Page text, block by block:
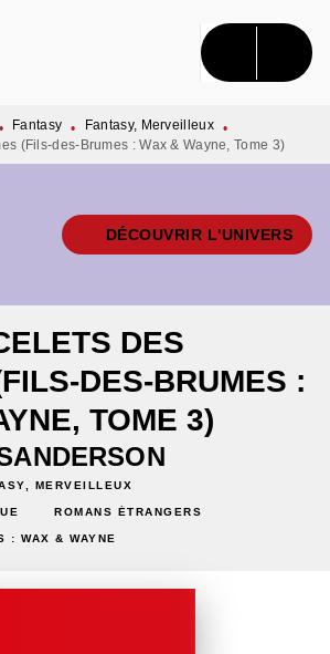
CONTENU
• Fantasy • Fantasy, Merveilleux •
(Fils-des-Brumes : Wax & Wayne, Tome 3)
DÉCOUVRIR L'UNIVERS
DES
DES-BRUMES :
TOME 3)
MERVEILLEUX
ROMANS ÉTRANGERS
: WAX & WAYNE